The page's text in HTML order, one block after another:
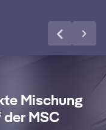
Mischung
MSC
unserem
und vielen